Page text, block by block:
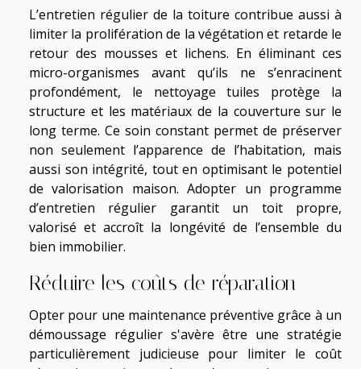
L’entretien régulier de la toiture contribue aussi à
limiter la prolifération de la végétation et retarde le
retour des mousses et lichens. En éliminant ces
micro-organismes avant qu’ils ne s’enracinent
profondément, le nettoyage tuiles protège la
structure et les matériaux de la couverture sur le
long terme. Ce soin constant permet de préserver
non seulement l’apparence de l’habitation, mais
aussi son intégrité, tout en optimisant le potentiel
de valorisation maison. Adopter un programme
d’entretien régulier garantit un toit propre,
valorisé et accroît la longévité de l’ensemble du
bien immobilier.
Réduire les coûts de réparation
Opter pour une maintenance préventive grâce à un
démoussage régulier s'avère être une stratégie
particulièrement judicieuse pour limiter le coût